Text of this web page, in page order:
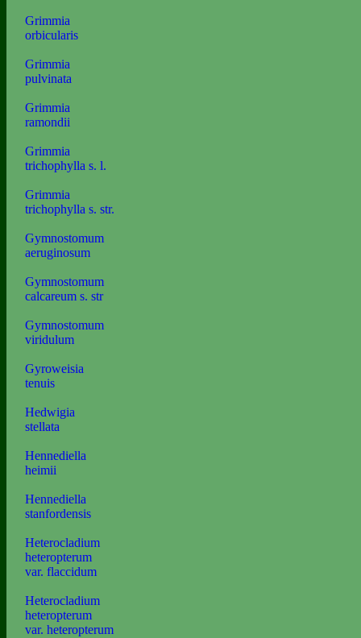
Grimmia
orbicularis
Grimmia
pulvinata
Grimmia
ramondii
Grimmia
trichophylla s. l.
Grimmia
trichophylla s. str.
Gymnostomum
aeruginosum
Gymnostomum
calcareum s. str
Gymnostomum
viridulum
Gyroweisia
tenuis
Hedwigia
stellata
Hennediella
heimii
Hennediella
stanfordensis
Heterocladium
heteropterum
var. flaccidum
Heterocladium
heteropterum
var. heteropterum